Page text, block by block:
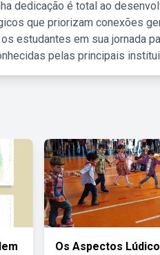
dedicação é total ao
que priorizam conexões
estudantes em sua jornada
pelas principais
Os Aspectos